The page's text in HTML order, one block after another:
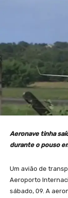
Aeronave tinha
durante o pouso
Um avião de
Aeroporto
sábado, 09. A